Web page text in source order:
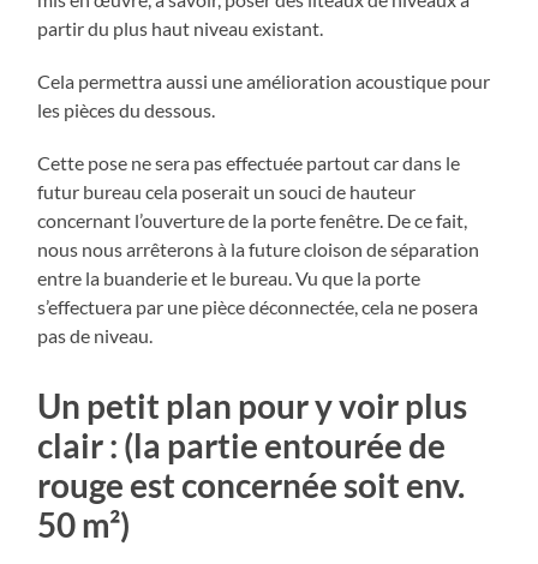
partir du plus haut niveau existant.
Cela permettra aussi une amélioration acoustique pour
les pièces du dessous.
Cette pose ne sera pas effectuée partout car dans le
futur bureau cela poserait un souci de hauteur
concernant l’ouverture de la porte fenêtre. De ce fait,
nous nous arrêterons à la future cloison de séparation
entre la buanderie et le bureau. Vu que la porte
s’effectuera par une pièce déconnectée, cela ne posera
pas de niveau.
Un petit plan pour y voir plus
clair : (la partie entourée de
rouge est concernée soit env.
50 m²)